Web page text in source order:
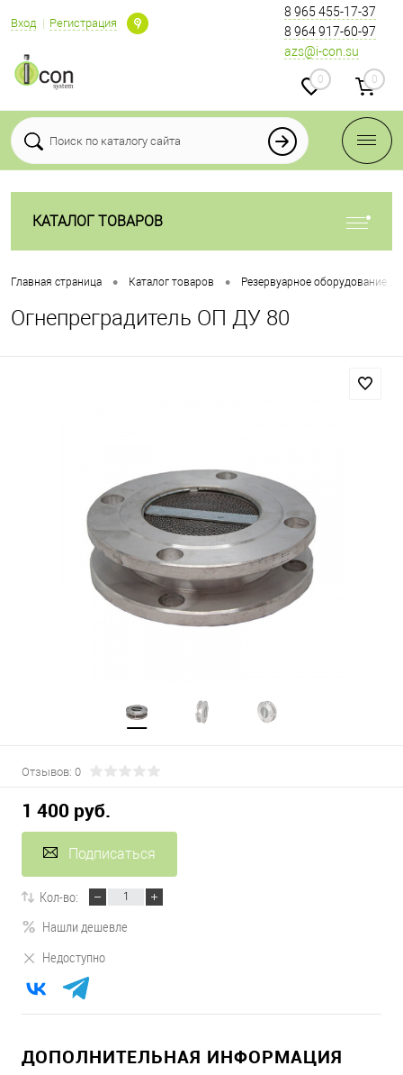
Вход Регистрация
8 965 455-17-37
8 964 917-60-97
azs@i-con.su
0 0
КАТАЛОГ ТОВАРОВ
Главная страница • Каталог товаров • Резервуарное оборудование
Огнепреградитель ОП ДУ 80
Отзывов: 0
1 400 руб.
Подписаться
Кол-во:
Нашли дешевле
Недоступно
ДОПОЛНИТЕЛЬНАЯ ИНФОРМАЦИЯ